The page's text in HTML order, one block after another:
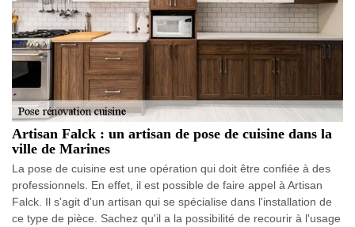
Artisan Falck : un artisan de pose de cuisine dans la
ville de Marines
La pose de cuisine est une opération qui doit être confiée à des
professionnels. En effet, il est possible de faire appel à Artisan
Falck. Il s'agit d'un artisan qui se spécialise dans l'installation de
ce type de pièce. Sachez qu'il a la possibilité de recourir à l'usage